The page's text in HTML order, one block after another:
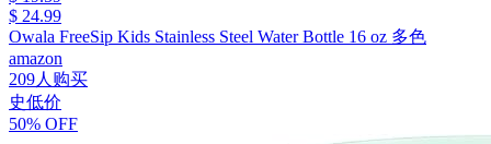
$ 24.99
Owala FreeSip Kids Stainless Steel Water Bottle 16 oz 多色
amazon
209人购买
史低价
50% OFF